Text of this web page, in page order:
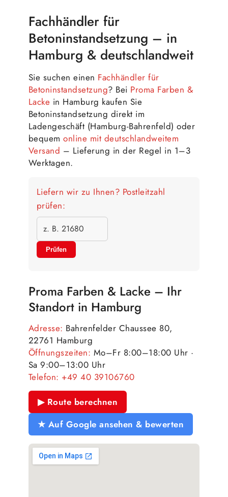
Fachhändler für
Betoninstandsetzung – in
Hamburg & deutschlandweit
Sie suchen einen Fachhändler für
Betoninstandsetzung? Bei Proma Farben &
Lacke in Hamburg kaufen Sie
Betoninstandsetzung direkt im
Ladengeschäft (Hamburg-Bahrenfeld) oder
bequemonline mit deutschlandweitem
Versand – Lieferung in der Regel in 1–3
Werktagen.
Liefern wir zu Ihnen? Postleitzahl
prüfen:
Prüfen
Proma Farben & Lacke – Ihr
Standort in Hamburg
Adresse: Bahrenfelder Chaussee 80,
22761 Hamburg
Öffnungszeiten: Mo–Fr 8:00–18:00 Uhr ·
Sa 9:00–13:00 Uhr
Telefon: +49 40 39106760
▶ Route berechnen
★ Auf Google ansehen & bewerten